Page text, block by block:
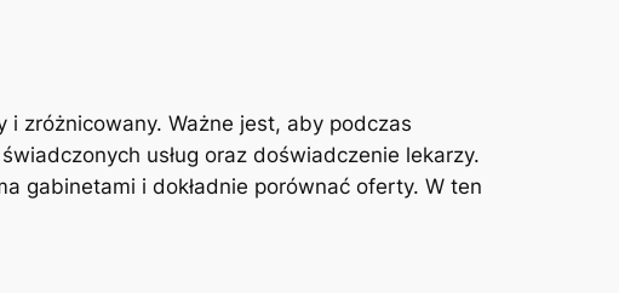
zróżnicowany. Ważne ⁣jest, aby podczas
usług oraz doświadczenie lekarzy.⁤
gabinetami i dokładnie porównać oferty. W ⁣ten⁣